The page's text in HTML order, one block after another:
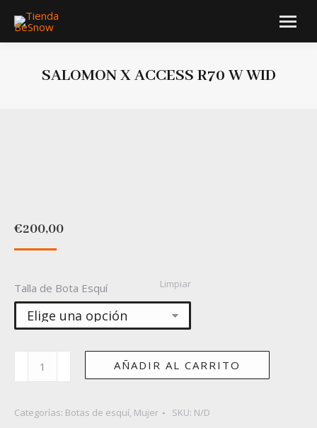
SALOMON X ACCESS R70 W WID
€200,00
Talla de Bota Esquí Limpiar
R70
AÑADIR AL CARRITO
Categorías: Botas de esquí, Mujer SKU: N/D